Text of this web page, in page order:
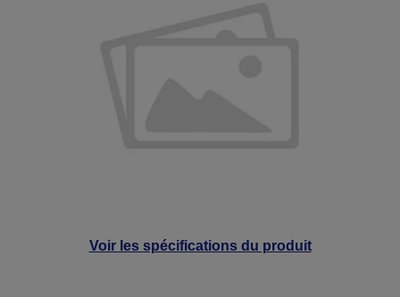
Voir les spécifications du produit